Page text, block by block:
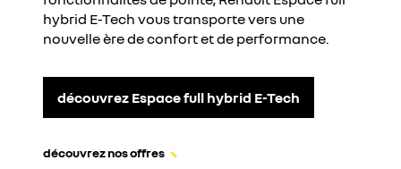
hybrid E-Tech vous transporte vers une
nouvelle ère de confort et de performance.
découvrez Espace full hybrid E-Tech
découvrez nos offres